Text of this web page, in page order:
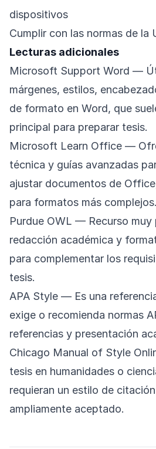
dispositivos
Cumplir con las normas de la
Lecturas adicionales
Microsoft Support Word —
márgenes, estilos,
de formato en Word, que
principal para preparar tesis.
Microsoft Learn Office —
técnica y guías avanzadas
ajustar documentos de
para formatos más complejos.
Purdue OWL — Recurso muy
redacción académica y
para complementar los
tesis.
APA Style — Es una
exige o recomienda normas
referencias y presentación
Chicago Manual of Style
tesis en humanidades o
requieran un estilo de
ampliamente aceptado.